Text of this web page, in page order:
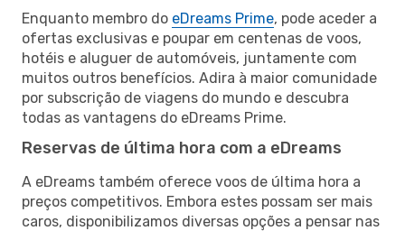
Enquanto membro do eDreams Prime, pode aceder a
ofertas exclusivas e poupar em centenas de voos,
hotéis e aluguer de automóveis, juntamente com
muitos outros benefícios. Adira à maior comunidade
por subscrição de viagens do mundo e descubra
todas as vantagens do eDreams Prime.
Reservas de última hora com a eDreams
A eDreams também oferece voos de última hora a
preços competitivos. Embora estes possam ser mais
caros, disponibilizamos diversas opções a pensar nas